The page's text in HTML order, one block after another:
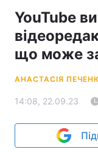
YouTube
що може
АНАСТАСІЯ
14:08, 22.09.23